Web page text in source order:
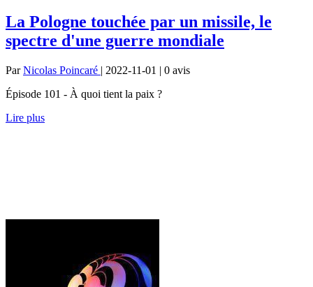
La Pologne touchée par un missile, le
spectre d'une guerre mondiale
ParNicolas Poincaré | 2022-11-01 | 0 avis
Épisode 101 - À quoi tient la paix ?
Lire plus